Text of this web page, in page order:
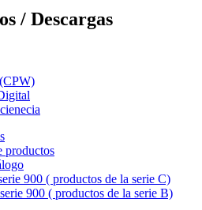
/ Descargas
productos
900 ( productos de la serie C)
900 ( productos de la serie B)